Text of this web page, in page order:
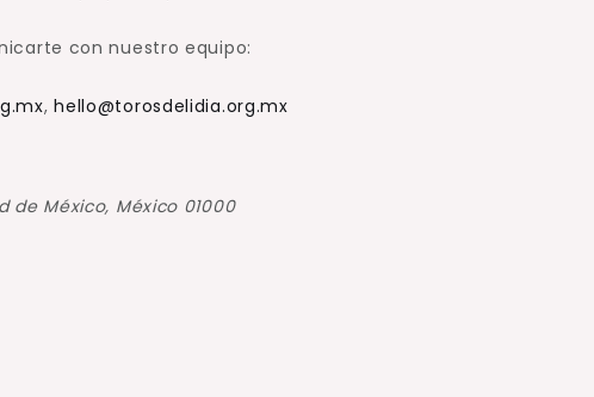
con nuestro equipo:
,hello@torosdelidia.org.mx
de México, México 01000